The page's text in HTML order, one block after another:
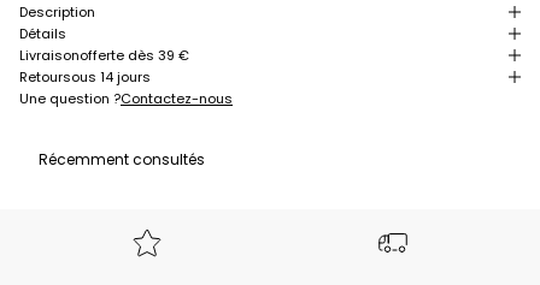
Description
Détails
Livraisonofferte dès 39 €
Retoursous 14 jours
Une question ?Contactez-nous
Récemment consultés